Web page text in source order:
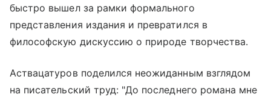
быстро вышел за рамки формального
представления издания и превратился в
философскую дискуссию о природе творчества.
Аствацатуров поделился неожиданным взглядом
на писательский труд: "До последнего романа мне